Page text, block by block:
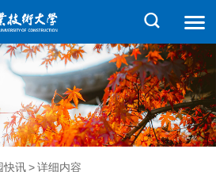
快讯 > 详细内容